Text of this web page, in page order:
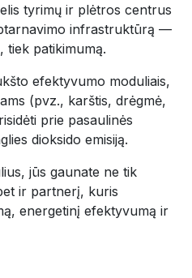
tyrimų ir plėtros centrus
infrastruktūrą —
tiek patikimumą.
efektyvumo moduliais,
(pvz., karštis, drėgmė,
prie pasaulinės
dioksido emisiją.
jūs gaunate ne tik
ir partnerį, kuris
energetinį efektyvumą ir